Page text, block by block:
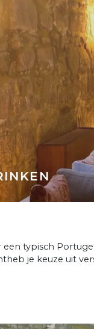
een typisch
je keuze uit